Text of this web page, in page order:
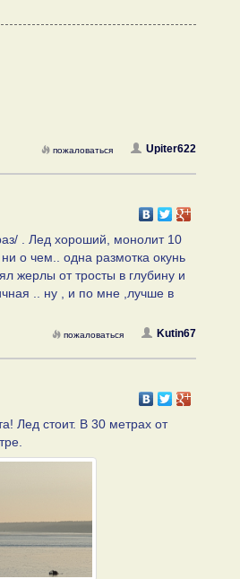
Upiter622
пожаловаться
. Лед хороший, монолит 10
о чем.. одна размотка окунь
жерлы от тросты в глубину и
.. ну , и по мне ,лучше в
Kutin67
пожаловаться
Лед стоит. В 30 метрах от